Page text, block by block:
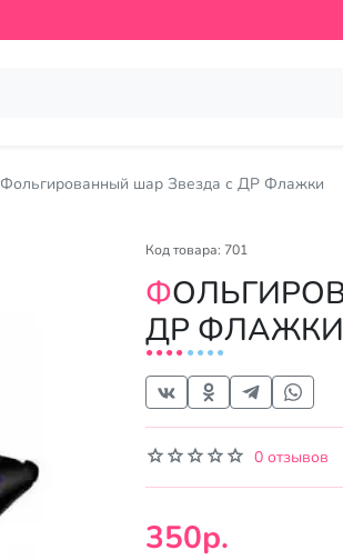
Фольгированный шар Звезда с ДР Флажки
Код товара: 701
ФОЛЬГИРОВАННЫЙ ШАР ЗВЕЗДА С
ДР ФЛАЖКИ
0 отзывов
350р.